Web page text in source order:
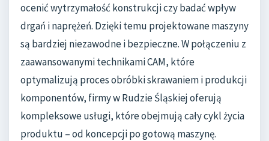
ocenić wytrzymałość konstrukcji czy badać wpływ
drgań i naprężeń. Dzięki temu projektowane maszyny
są bardziej niezawodne i bezpieczne. W połączeniu z
zaawansowanymi technikami CAM, które
optymalizują proces obróbki skrawaniem i produkcji
komponentów, firmy w Rudzie Śląskiej oferują
kompleksowe usługi, które obejmują cały cykl życia
produktu – od koncepcji po gotową maszynę.